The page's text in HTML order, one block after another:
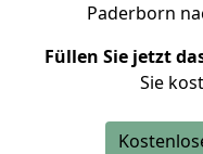
Paderborn
Füllen Sie jetzt
Sie